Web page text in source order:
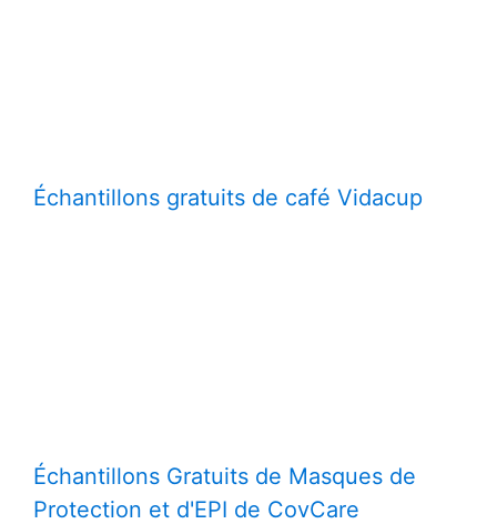
Échantillons gratuits de café Vidacup
Échantillons Gratuits de Masques de
Protection et d'EPI de CovCare